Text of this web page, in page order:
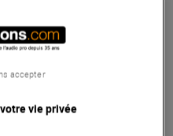
vie privée
accepter